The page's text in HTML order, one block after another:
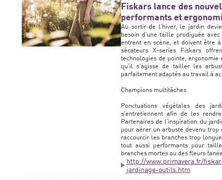
Fiskars lance des
performants et
Au sortir de l’hiver, le jardin
besoin d’une taille prodiguée
entrent en scène, et doivent être
sécateurs X-series Fiskars
technologies de pointe,
qu’il s’agisse de tailler les
parfaitement adaptés au travail à
Champions multitâches
Ponctuations végétales des
s’entretiennent afin de les
Partenaires de l’inspiration du
pour aérer un arbuste devenu
raccourcir les branches trop
tout aussi performants pour
branches mortes ou des fleurs
http://www.primavera.fr/
jardinage-outils.htm